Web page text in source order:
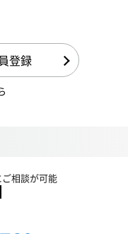
登録
相談が可能